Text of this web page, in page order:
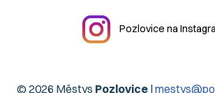
Pozlovice na
© 2026 Městys Pozlovice|